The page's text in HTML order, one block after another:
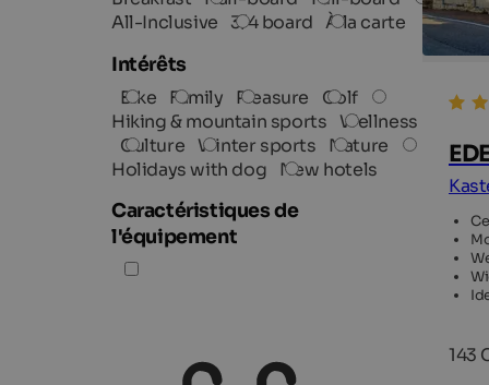
All-Inclusive
3/4 board À la carte
Intérêts
Bike Family Pleasure
Golf
Hiking & mountain sports Wellness
Culture Winter sports
Nature
Holidays with dog
New hotels
Caractéristiques de
l'équipement
143